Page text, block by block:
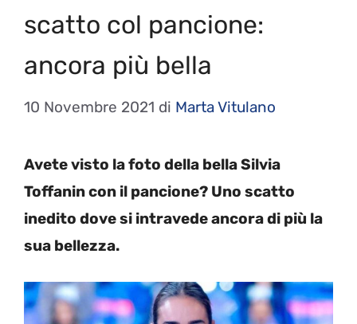
scatto col pancione:
ancora più bella
10 Novembre 2021 di Marta Vitulano
Avete visto la foto della bella Silvia
Toffanin con il pancione? Uno scatto
inedito dove si intravede ancora di più la
sua bellezza.